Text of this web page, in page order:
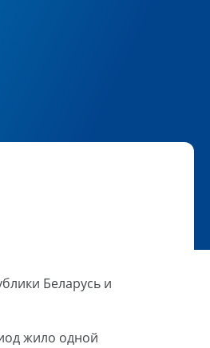
Беларусь и
жило одной